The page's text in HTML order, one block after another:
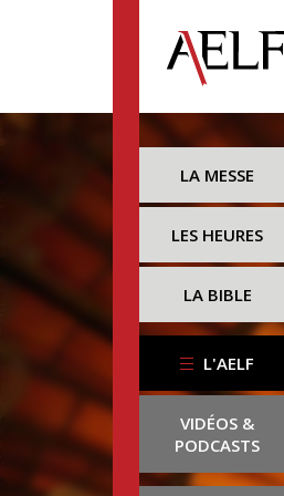
LA MESSE
LES HEURES
LA BIBLE
L'AELF
VIDÉOS &
PODCASTS